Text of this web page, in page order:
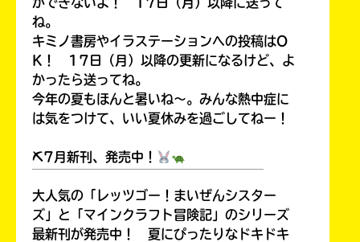
ね。
キミノ書房やイラステーションへの投稿はO
K！ 17日（月）以降の更新になるけど、よ
かったら送ってね。
今年の夏もほんと暑いね～。みんな熱中症に
は気をつけて、いい夏休みを過ごしてねー！
⛏7月新刊、発売中！
大人気の「レッツゴー！まいぜんシスター
ズ」と「マインクラフト冒険記」のシリーズ
最新刊が発売中！ 夏にぴったりなドキドキ